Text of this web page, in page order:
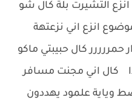
التشيرت بلة كال شو
انزع اني نزعتهة
حمررررر كال حبيبتي ماكو
كال اني مجنت مسافر
علمود يهددون